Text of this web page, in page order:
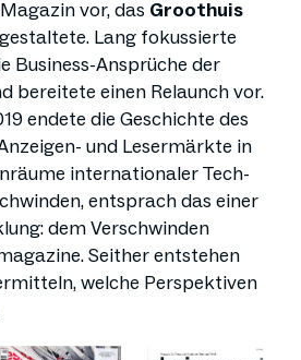
vor, das Groothuis
Lang fokussierte
Business-Ansprüche der
bereitete einen Relaunch vor.
endete die Geschichte des
und Lesermärkte in
internationaler Tech-
entsprach das einer
dem Verschwinden
Seither entstehen
welche Perspektiven